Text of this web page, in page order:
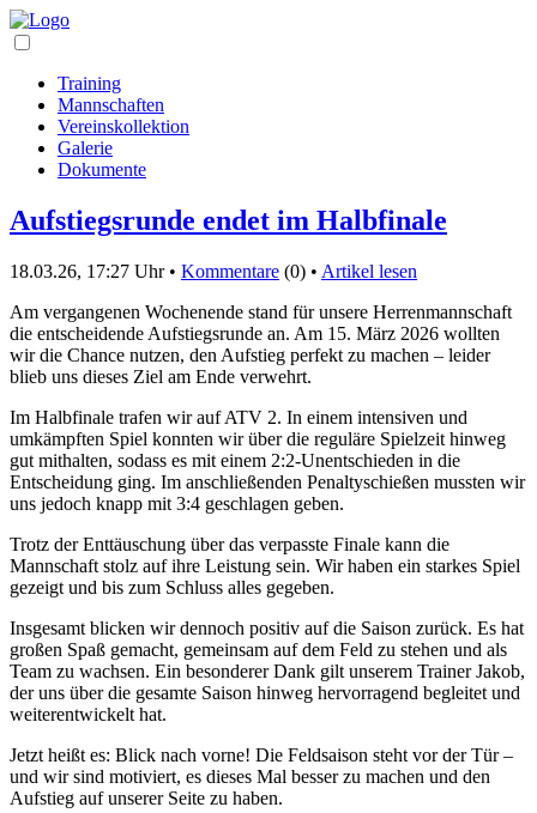
Training
Mannschaften
Vereinskollektion
Galerie
Dokumente
Aufstiegsrunde endet im Halbfinale
18.03.26, 17:27 Uhr • Kommentare (0) • Artikel lesen
Am vergangenen Wochenende stand für unsere Herrenmannschaft
die entscheidende Aufstiegsrunde an. Am 15. März 2026 wollten
wir die Chance nutzen, den Aufstieg perfekt zu machen – leider
blieb uns dieses Ziel am Ende verwehrt.
Im Halbfinale trafen wir auf ATV 2. In einem intensiven und
umkämpften Spiel konnten wir über die reguläre Spielzeit hinweg
gut mithalten, sodass es mit einem 2:2-Unentschieden in die
Entscheidung ging. Im anschließenden Penaltyschießen mussten wir
uns jedoch knapp mit 3:4 geschlagen geben.
Trotz der Enttäuschung über das verpasste Finale kann die
Mannschaft stolz auf ihre Leistung sein. Wir haben ein starkes Spiel
gezeigt und bis zum Schluss alles gegeben.
Insgesamt blicken wir dennoch positiv auf die Saison zurück. Es hat
großen Spaß gemacht, gemeinsam auf dem Feld zu stehen und als
Team zu wachsen. Ein besonderer Dank gilt unserem Trainer Jakob,
der uns über die gesamte Saison hinweg hervorragend begleitet und
weiterentwickelt hat.
Jetzt heißt es: Blick nach vorne! Die Feldsaison steht vor der Tür –
und wir sind motiviert, es dieses Mal besser zu machen und den
Aufstieg auf unserer Seite zu haben.